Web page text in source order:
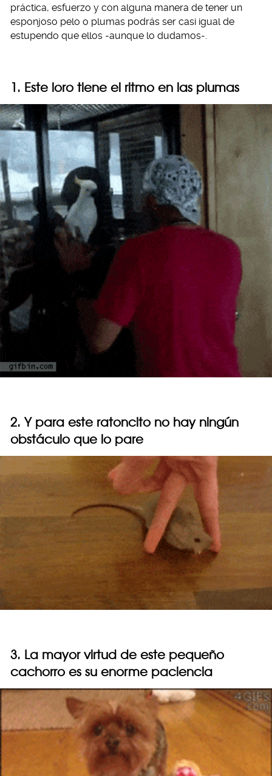
práctica, esfuerzo y con alguna manera de tener un
esponjoso pelo o plumas podrás ser casi igual de
estupendo que ellos -aunque lo dudamos-.
1. Este loro tiene el ritmo en las plumas
2. Y para este ratoncito no hay ningún
obstáculo que lo pare
3. La mayor virtud de este pequeño
cachorro es su enorme paciencia